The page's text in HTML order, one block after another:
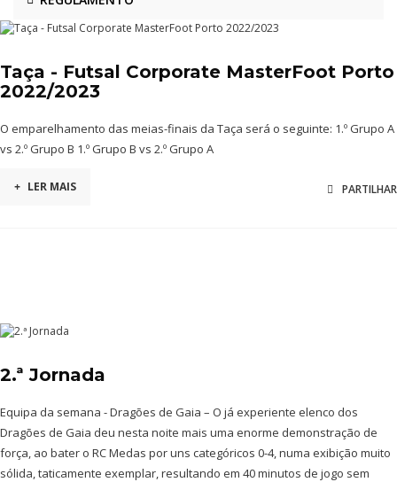
Taça - Futsal Corporate MasterFoot Porto
2022/2023
O emparelhamento das meias-finais da Taça será o seguinte: 1.º Grupo A
vs 2.º Grupo B 1.º Grupo B vs 2.º Grupo A
+ LER MAIS PARTILHAR
2.ª Jornada
Equipa da semana - Dragões de Gaia – O já experiente elenco dos
Dragões de Gaia deu nesta noite mais uma enorme demonstração de
força, ao bater o RC Medas por uns categóricos 0-4, numa exibição muito
sólida, taticamente exemplar, resultando em 40 minutos de jogo sem